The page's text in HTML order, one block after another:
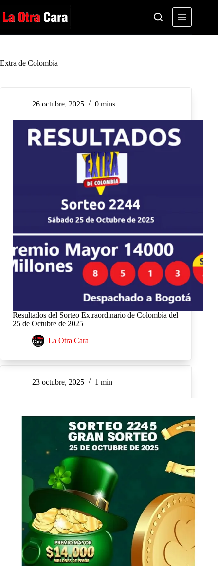
al
contenido
Extra de Colombia
26 octubre, 2025 0 mins
Resultados del Sorteo Extraordinario de Colombia del
25 de Octubre de 2025
La Otra Cara
23 octubre, 2025 1 min